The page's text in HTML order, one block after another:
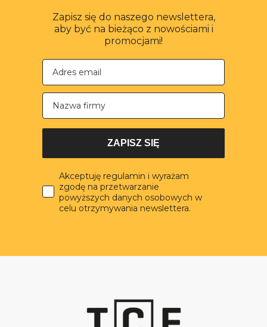
Zapisz się do naszego newslettera,
aby być na bieżąco z nowościami i
promocjami!
Nazwa firmy
ZAPISZ SIĘ
Akceptuję regulamin i wyrażam
zgodę na przetwarzanie
powyższych danych osobowych w
celu otrzymywania newslettera.